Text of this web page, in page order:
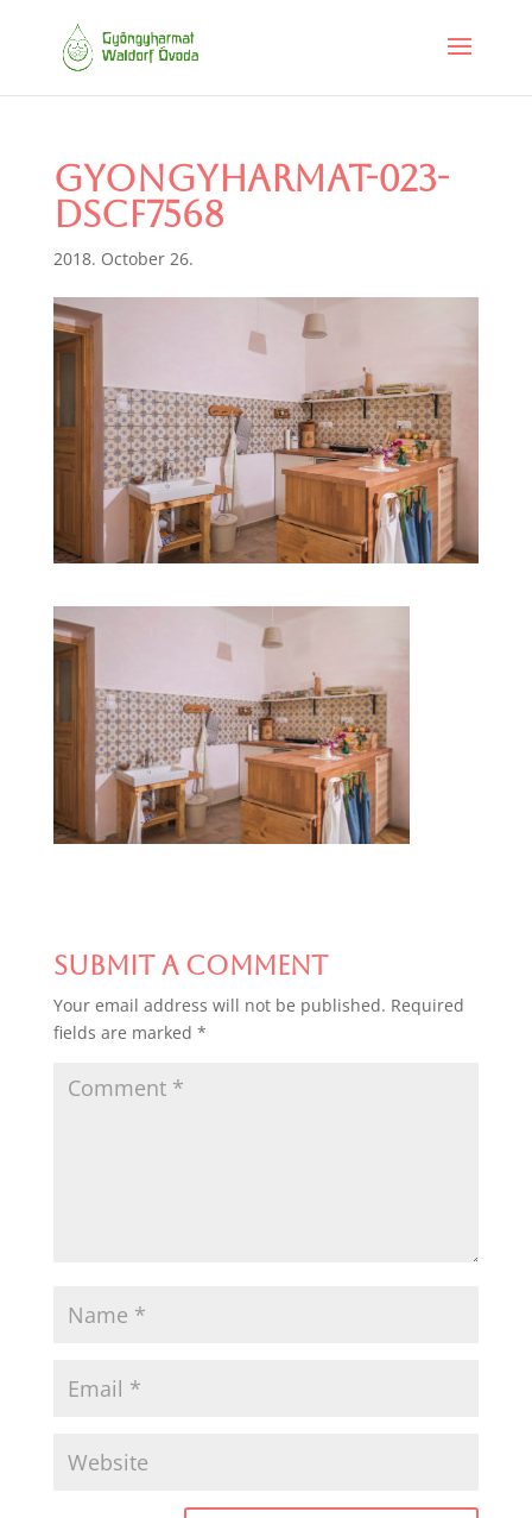
gyongyharmat-023-
DSCF7568
2018. October 26.
Submit a Comment
Your email address will not be published. Required
fields are marked *